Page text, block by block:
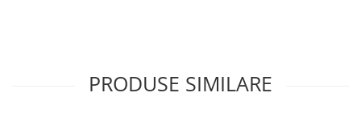
PRODUSE SIMILARE